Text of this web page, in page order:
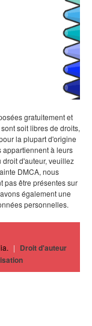
gratuitement et
soit libres de droits,
la plupart d'origine
appartiennent à leurs
d'auteur, veuillez
DMCA, nous
pas être présentes sur
également une
personnelles.
| Droit d'auteur